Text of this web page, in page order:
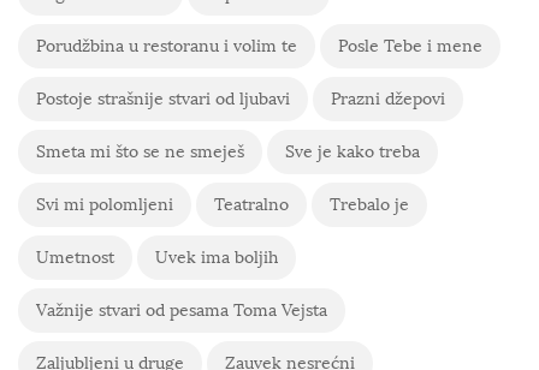
Porudžbina u restoranu i volim te Posle Tebe i mene
Postoje strašnije stvari od ljubavi Prazni džepovi
Smeta mi što se ne smeješ Sve je kako treba
Svi mi polomljeni Teatralno Trebalo je
Umetnost Uvek ima boljih
Važnije stvari od pesama Toma Vejsta
Zaljubljeni u druge Zauvek nesrećni